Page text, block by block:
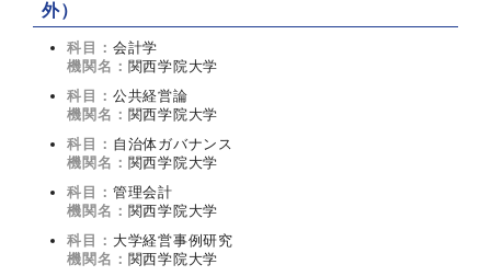
外）
科目： 会計学
機関名： 関西学院大学
科目： 公共経営論
機関名： 関西学院大学
科目： 自治体ガバナンス
機関名： 関西学院大学
科目： 管理会計
機関名： 関西学院大学
科目： 大学経営事例研究
機関名： 関西学院大学